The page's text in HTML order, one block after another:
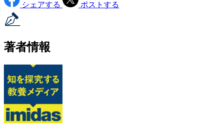
シェアする ポストする
著者情報